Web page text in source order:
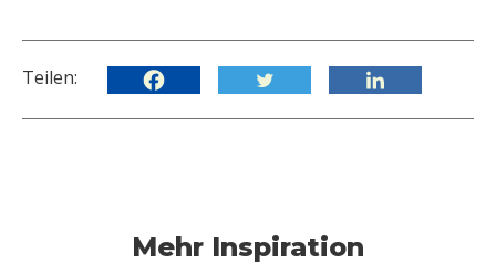
Teilen:
Mehr Inspiration